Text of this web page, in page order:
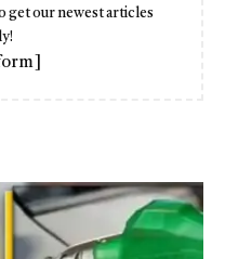
get our newest articles